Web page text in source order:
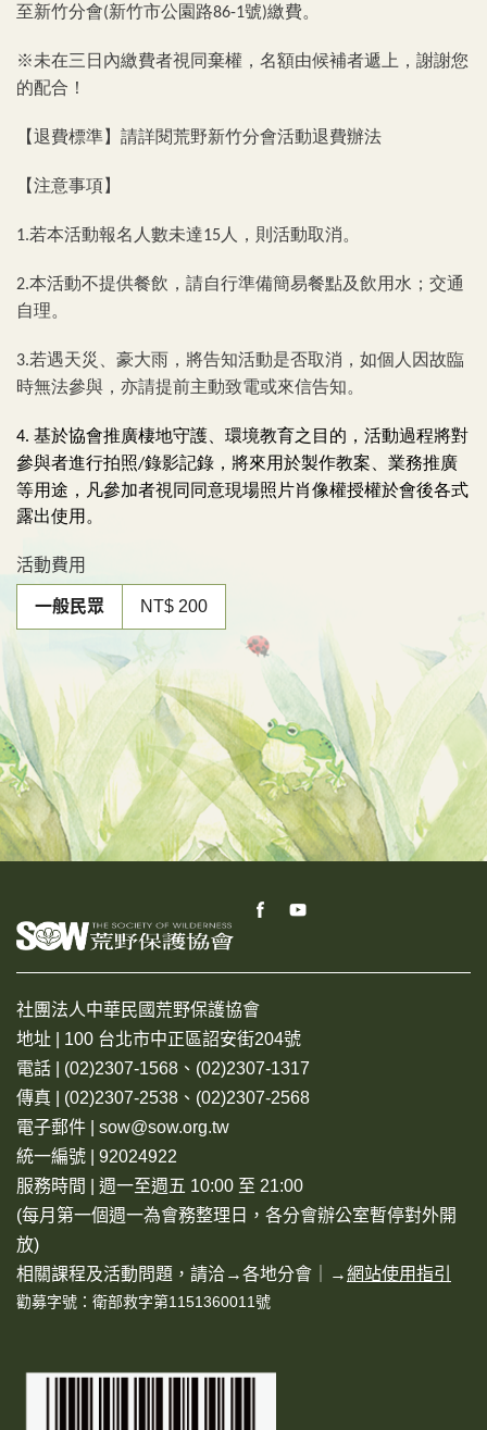
至新竹分會(新竹市公園路86-1號)繳費。
※未在三日內繳費者視同棄權，名額由候補者遞上，謝謝您
的配合！
【退費標準】請詳閱荒野新竹分會活動退費辦法
【注意事項】
1.若本活動報名人數未達15 人，則活動取消。
2.本活動不提供餐飲，請自行準備簡易餐點及飲用水；交通
自理。
3.若遇天災、豪大雨，將告知活動是否取消，如個人因故臨
時無法參與，亦請提前主動致電或來信告知。
4. 基於協會推廣棲地守護、環境教育之目的，活動過程將對
參與者進行拍照/錄影記錄，將來用於製作教案、業務推廣
等用途，凡參加者視同同意現場照片肖像權授權於會後各式
露出使用。
活動費用
一般民眾 NT$ 200
社團法人中華民國荒野保護協會
地址 | 100 台北市中正區詔安街204號
電話 | (02)2307-1568、(02)2307-1317
傳真 | (02)2307-2538、(02)2307-2568
電子郵件 | sow@sow.org.tw
統一編號 | 92024922
服務時間 | 週一至週五 10:00 至 21:00
(每月第一個週一為會務整理日，各分會辦公室暫停對外開
放)
相關課程及活動問題，請洽→各地分會 ｜→網站使用指引
勸募字號：衛部救字第1151360011號